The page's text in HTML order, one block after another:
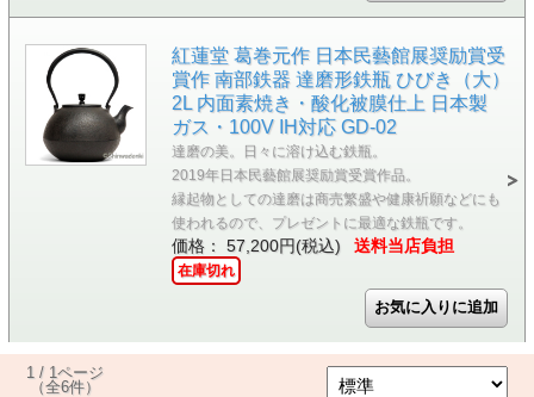
紅蓮堂 葛巻元作 日本民藝館展奨励賞受
賞作 南部鉄器 達磨形鉄瓶 ひびき（大）
2L 内面素焼き・酸化被膜仕上 日本製
ガス・100V IH対応 GD-02
達磨の美。日々に溶け込む鉄瓶。
2019年日本民藝館展奨励賞受賞作品。
縁起物としての達磨は商売繁盛や健康祈願などにも
使われるので、プレゼントに最適な鉄瓶です。
価格： 57,200円(税込) 送料当店負担
在庫切れ
1 / 1ページ
（全6件）